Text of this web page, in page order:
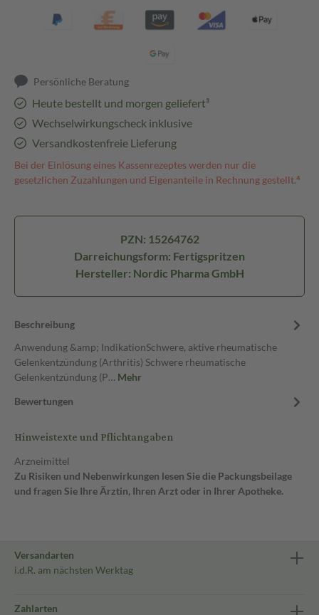
Persönliche Beratung
Heute bestellt und morgen geliefert³
Wechselwirkungscheck inklusive
Versandkostenfreie Lieferung
Bei der Einlösung eines Kassenrezeptes werden nur die
gesetzlichen Zuzahlungen und Eigenanteile in Rechnung gestellt.⁴
PZN: 15264762
Darreichungsform: Fertigspritzen
Hersteller: Nordic Pharma GmbH
Beschreibung
Anwendung &amp; IndikationSchwere, aktive rheumatische
Gelenkentzündung (Arthritis) Schwere rheumatische
Gelenkentzündung (P… Mehr
Bewertungen
Hinweistexte und Pflichtangaben
Arzneimittel
Zu Risiken und Nebenwirkungen lesen Sie die Packungsbeilage
und fragen Sie Ihre Ärztin, Ihren Arzt oder in Ihrer Apotheke.
Versandarten
i.d.R. am nächsten Werktag
Zahlarten